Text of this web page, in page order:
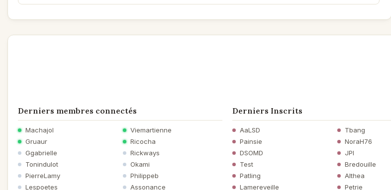
Derniers membres connectés
Machajol
Viemartienne
Gruaur
Ricocha
Ggabrielle
Rickways
Tonindulot
Okami
PierreLamy
Philippeb
Lespoetes
Assonance
Derniers Inscrits
AaLSD
Tbang
Painsie
NoraH76
DSOMD
JPI
Test
Bredouille
Patling
Althea
Lamereveille
Petrie